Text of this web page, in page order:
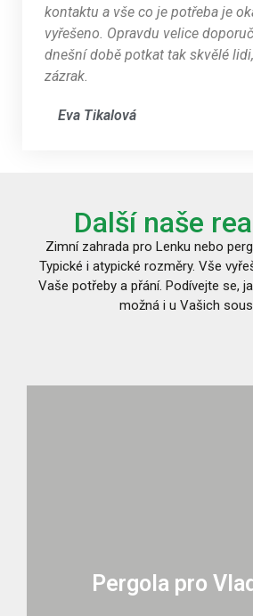
kontaktu a vše co je potřeba je
vyřešeno. Opravdu velice
dnešní době potkat tak skvělé
zázrak.
Eva Tikalová
Další naše
Zimní zahrada pro Lenku nebo
Typické i atypické rozměry. Vše
Vaše potřeby a přání. Podívejte se,
možná i u Vašich
Pergola pro